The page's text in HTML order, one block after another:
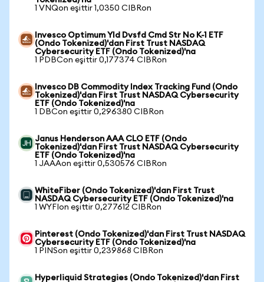
1 VNQon eşittir 1,0350 CIBRon
Invesco Optimum Yld Dvsfd Cmd Str No K-1 ETF
(Ondo Tokenized)'dan First Trust NASDAQ
Cybersecurity ETF (Ondo Tokenized)'na
1 PDBCon eşittir 0,177374 CIBRon
Invesco DB Commodity Index Tracking Fund (Ondo
Tokenized)'dan First Trust NASDAQ Cybersecurity
ETF (Ondo Tokenized)'na
1 DBCon eşittir 0,296380 CIBRon
Janus Henderson AAA CLO ETF (Ondo
Tokenized)'dan First Trust NASDAQ Cybersecurity
ETF (Ondo Tokenized)'na
1 JAAAon eşittir 0,530576 CIBRon
WhiteFiber (Ondo Tokenized)'dan First Trust
NASDAQ Cybersecurity ETF (Ondo Tokenized)'na
1 WYFIon eşittir 0,277612 CIBRon
Pinterest (Ondo Tokenized)'dan First Trust NASDAQ
Cybersecurity ETF (Ondo Tokenized)'na
1 PINSon eşittir 0,239868 CIBRon
Hyperliquid Strategies (Ondo Tokenized)'dan First